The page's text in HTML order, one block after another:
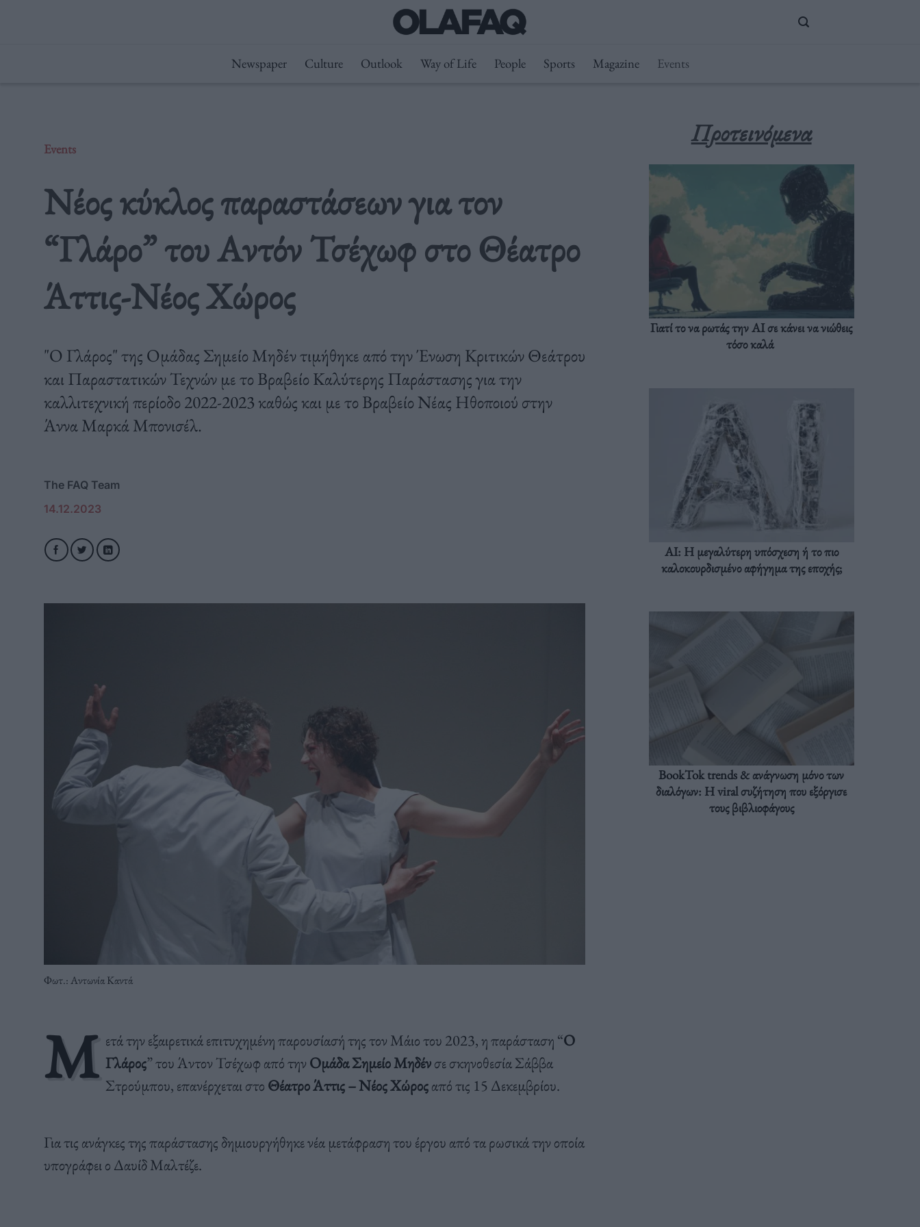
Newspaper Culture Outlook Way of Life People Sports Magazine Events
Events
Νέος κύκλος παραστάσεων για τον
“Γλάρο” του Αντόν Τσέχωφ στο Θέατρο
Άττις-Νέος Χώρος
"Ο Γλάρος" της Ομάδας Σημείο Μηδέν τιμήθηκε από την Ένωση Κριτικών Θεάτρου
και Παραστατικών Τεχνών με το Βραβείο Καλύτερης Παράστασης για την
καλλιτεχνική περίοδο 2022-2023 καθώς και με το Βραβείο Νέας Ηθοποιού στην
Άννα Μαρκά Μπονισέλ.
The FAQ Team
14.12.2023
Φωτ.: Αντωνία Καντά
Μ ετά την εξαιρετικά επιτυχημένη παρουσίασή της τον Μάιο του 2023, η παράσταση “Ο
Γλάρος” του Άντον Τσέχωφ από την Ομάδα Σημείο Μηδένσε σκηνοθεσία Σάββα
Στρούμπου, επανέρχεται στο Θέατρο Άττις – Νέος Χώροςαπό τις 15 Δεκεμβρίου.
Για τις ανάγκες της παράστασης δημιουργήθηκε νέα μετάφραση του έργου από τα ρωσικά την οποία
υπογράφει ο Δαυίδ Μαλτέζε.
Προτεινόμενα
Γιατί το να ρωτάς την AI σε κάνει να νιώθεις
τόσο καλά
AI: Η μεγαλύτερη υπόσχεση ή το πιο
καλοκουρδισμένο αφήγημα της εποχής;
BookTok trends & ανάγνωση μόνο των
διαλόγων: Η viral συζήτηση που εξόργισε
τους βιβλιοφάγους